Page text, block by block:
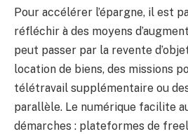
Pour accélérer l’épargne, il est
réfléchir à des moyens
peut passer par la revente
location de biens, des missions
télétravail supplémentaire ou
parallèle. Le numérique facilite
démarches : plateformes de